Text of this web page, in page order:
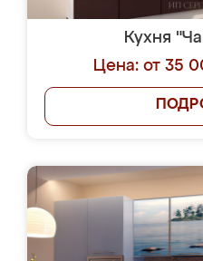
Кухня
Цена: от 35